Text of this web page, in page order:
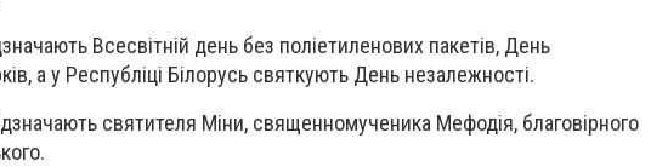
Всесвітній день без поліетиленових пакетів, День
а у Республіці Білорусь святкують День незалежності.
святителя Міни, священномученика Мефодія, благовірного